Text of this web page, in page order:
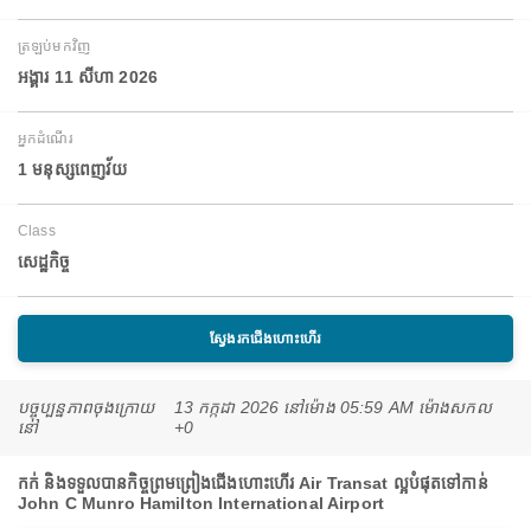
ត្រឡប់មកវិញ
អង្គារ 11 សីហា 2026
អ្នកដំណើរ
1 មនុស្សពេញវ័យ
Class
សេដ្ឋកិច្ច
ស្វែងរកជើងហោះហើរ
បច្ចុប្បន្នភាពចុងក្រោយ
នៅ
13 កក្កដា 2026 នៅ​ម៉ោង 05:59 AM ម៉ោង​សកល
+0
កក់ និងទទួលបានកិច្ចព្រមព្រៀងជើងហោះហើរ Air Transat ល្អបំផុតទៅកាន់
John C Munro Hamilton International Airport